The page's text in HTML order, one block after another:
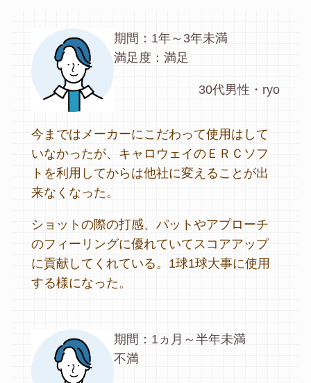
期間：1年～3年未満
満足度：満足
30代男性・ryo
今まではメーカーにこだわって使用はして
いなかったが、キャロウェイのＥＲＣソフ
トを利用してからは他社に変えることが出
来なくなった。
ショットの際の打感、パットやアプローチ
のフィーリングに優れていてスコアアップ
に貢献してくれている。1球1球大事に使用
する様になった。
期間：1ヵ月～半年未満
不満